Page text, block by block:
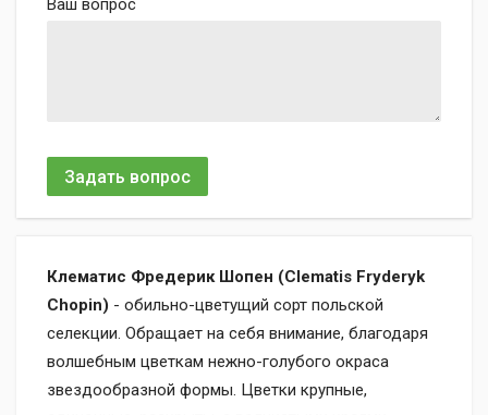
Ваш вопрос
Задать вопрос
Клематис Фредерик Шопен (Clematis Fryderyk
Chopin) - обильно-цветущий сорт польской
селекции. Обращает на себя внимание, благодаря
волшебным цветкам нежно-голубого окраса
звездообразной формы. Цветки крупные,